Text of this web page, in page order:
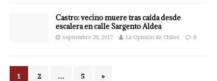
Castro: vecino muere tras caída desde
escalera en calle Sargento Aldea
septiembre 26, 2017 La Opinión de Chiloé 0
1 2 … 5 »